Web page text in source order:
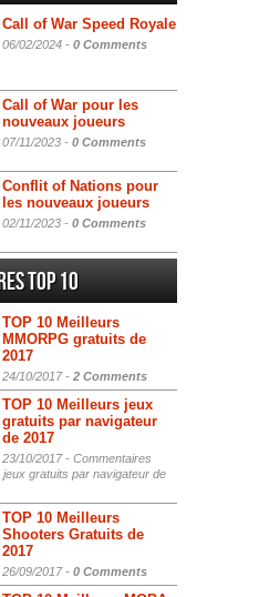
Call of War Speed Royale
06/02/2024 - 0 Comments
Call of War pour les
nouveaux joueurs
07/11/2023 - 0 Comments
Conflit of Nations pour
les nouveaux joueurs
02/11/2023 - 0 Comments
Top 10
TOP 10 Meilleurs
MMORPG gratuits de
2017
24/10/2017 - 2 Comments
TOP 10 Meilleurs jeux
gratuits par navigateur
de 2017
23/10/2017 - Commentaires
gratuits par navigateur de
TOP 10 Meilleurs
Shooters Gratuits de
2017
26/09/2017 - 0 Comments